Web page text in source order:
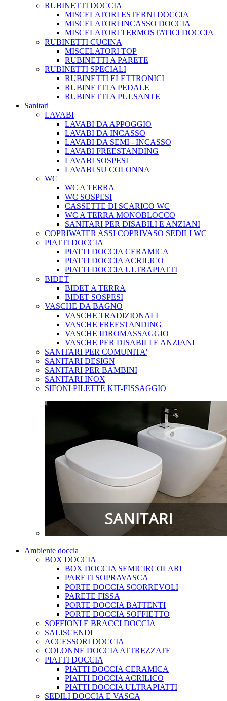
RUBINETTI DOCCIA
MISCELATORI ESTERNI DOCCIA
MISCELATORI INCASSO DOCCIA
MISCELATORI TERMOSTATICI DOCCIA
RUBINETTI CUCINA
MISCELATORI TOP
RUBINETTI A PARETE
RUBINETTI SPECIALI
RUBINETTI ELETTRONICI
RUBINETTI A PEDALE
RUBINETTI A PULSANTE
Sanitari
LAVABI
LAVABI DA APPOGGIO
LAVABI DA INCASSO
LAVABI DA SEMI - INCASSO
LAVABI FREESTANDING
LAVABI SOSPESI
LAVABI SU COLONNA
WC
WC A TERRA
WC SOSPESI
CASSETTE DI SCARICO WC
WC A TERRA MONOBLOCCO
SANITARI PER DISABILI E ANZIANI
COPRIWATER ASSI COPRIVASO SEDILI WC
PIATTI DOCCIA
PIATTI DOCCIA CERAMICA
PIATTI DOCCIA ACRILICO
PIATTI DOCCIA ULTRAPIATTI
BIDET
BIDET A TERRA
BIDET SOSPESI
VASCHE DA BAGNO
VASCHE TRADIZIONALI
VASCHE FREESTANDING
VASCHE IDROMASSAGGIO
VASCHE PER DISABILI E ANZIANI
SANITARI PER COMUNITA'
SANITARI DESIGN
SANITARI PER BAMBINI
SANITARI INOX
SIFONI PILETTE KIT-FISSAGGIO
Ambiente doccia
BOX DOCCIA
BOX DOCCIA SEMICIRCOLARI
PARETI SOPRAVASCA
PORTE DOCCIA SCORREVOLI
PARETE FISSA
PORTE DOCCIA BATTENTI
PORTE DOCCIA SOFFIETTO
SOFFIONI E BRACCI DOCCIA
SALISCENDI
ACCESSORI DOCCIA
COLONNE DOCCIA ATTREZZATE
PIATTI DOCCIA
PIATTI DOCCIA CERAMICA
PIATTI DOCCIA ACRILICO
PIATTI DOCCIA ULTRAPIATTI
SEDILI DOCCIA E VASCA